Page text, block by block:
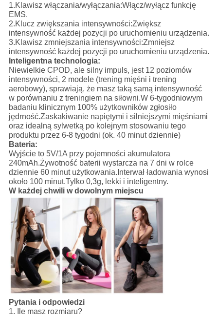
1.Klawisz włączania/wyłączania:Włącz/wyłącz funkcję
EMS.
2.Klucz zwiększania intensywności:Zwiększ
intensywność każdej pozycji po uruchomieniu urządzenia.
3.Klawisz zmniejszania intensywności:Zmniejsz
intensywność każdej pozycji po uruchomieniu urządzenia.
Inteligentna technologia:
Niewielkie CPOD, ale silny impuls, jest 12 poziomów
intensywności, 2 modele (trening mięśni i trening
aerobowy), sprawiają, że masz taką samą intensywność
w porównaniu z treningiem na siłowni.W 6-tygodniowym
badaniu klinicznym 100% użytkowników zgłosiło
jędrność.Zaskakiwanie napiętymi i silniejszymi mięśniami
oraz idealną sylwetką po kolejnym stosowaniu tego
produktu przez 6-8 tygodni (ok. 40 minut dziennie)
Bateria:
Wyjście to 5V/1A przy pojemności akumulatora
240mAh.Żywotność baterii wystarcza na 7 dni w rolce
dziennie 60 minut użytkowania.Interwał ładowania wynosi
około 100 minut.Tylko 0,3g, lekki i inteligentny.
W każdej chwili w dowolnym miejscu
Pytania i odpowiedzi
1. Ile masz rozmiaru?